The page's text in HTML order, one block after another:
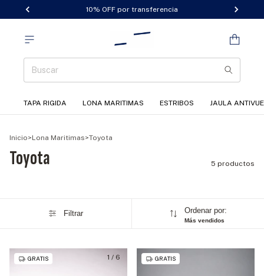
10% OFF por transferencia
TAPA RIGIDA LONA MARITIMAS ESTRIBOS JAULA
Inicio>Lona Maritimas>Toyota
Toyota 5 productos
Filtrar Ordenar por:
Más vendidos
1 / 6
GRATIS GRATIS